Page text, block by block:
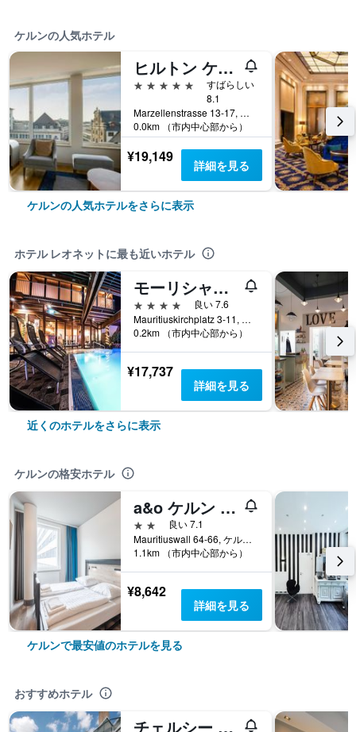
ケルンの人気ホテル
ヒルトン ケルン
5つ星
すばらしい
8.1
Marzellenstrasse 13-17, ケルン, ノルトライン＝ヴェストファーレン, ドイツ
0.0km （市内中心部から）
¥19,149 詳細を見る
ケルンの人気ホテルをさらに表示
ホテル レオネットに最も近いホテル
モーリシャス ホテル & テルメ
4つ星
良い 7.6
Mauritiuskirchplatz 3-11, ケルン, ノルトライン＝ヴェストファーレン, ドイツ
0.2km （市内中心部から）
¥17,737
詳細を見る
近くのホテルをさらに表示
ケルンの格安ホテル
a&o ケルン ノイマルクト
2つ星
良い 7.1
Mauritiuswall 64-66, ケルン, ノルトライン＝ヴェストファーレン, ドイツ
1.1km （市内中心部から）
¥8,642
詳細を見る
ケルンで最安値のホテルを見る
おすすめホテル
チェルシー ホテル